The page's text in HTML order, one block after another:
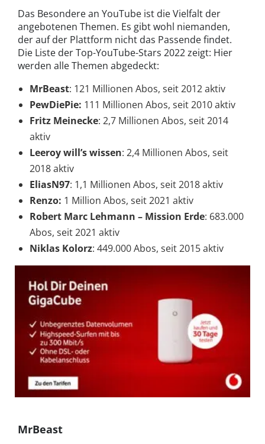
Das Besondere an YouTube ist die Vielfalt der
angebotenen Themen. Es gibt wohl niemanden,
der auf der Plattform nicht das Passende findet.
Die Liste der Top-YouTube-Stars 2022 zeigt: Hier
werden alle Themen abgedeckt:
MrBeast: 121 Millionen Abos, seit 2012 aktiv
PewDiePie: 111 Millionen Abos, seit 2010 aktiv
Fritz Meinecke: 2,7 Millionen Abos, seit 2014
aktiv
Leeroy will’s wissen: 2,4 Millionen Abos, seit
2018 aktiv
EliasN97: 1,1 Millionen Abos, seit 2018 aktiv
Renzo: 1 Million Abos, seit 2021 aktiv
Robert Marc Lehmann – Mission Erde: 683.000
Abos, seit 2021 aktiv
Niklas Kolorz: 449.000 Abos, seit 2015 aktiv
MrBeast